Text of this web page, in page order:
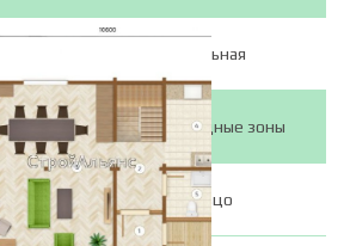
Котельная
Холодные зоны
Крыльцо